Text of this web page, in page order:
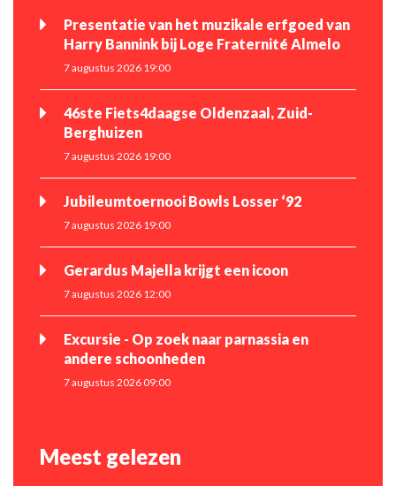
Presentatie van het muzikale erfgoed van
Harry Bannink bij Loge Fraternité Almelo
7 augustus 2026 19:00
46ste Fiets4daagse Oldenzaal, Zuid-
Berghuizen
7 augustus 2026 19:00
Jubileumtoernooi Bowls Losser ‘92
7 augustus 2026 19:00
Gerardus Majella krijgt een icoon
7 augustus 2026 12:00
Excursie - Op zoek naar parnassia en
andere schoonheden
7 augustus 2026 09:00
Meest gelezen